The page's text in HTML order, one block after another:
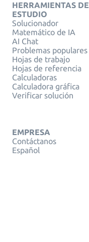
HERRAMIENTAS DE
ESTUDIO
Solucionador
Matemático de IA
AI Chat
Problemas populares
Hojas de trabajo
Hojas de referencia
Calculadoras
Calculadora gráfica
Verificar solución
EMPRESA
Contáctanos
Español